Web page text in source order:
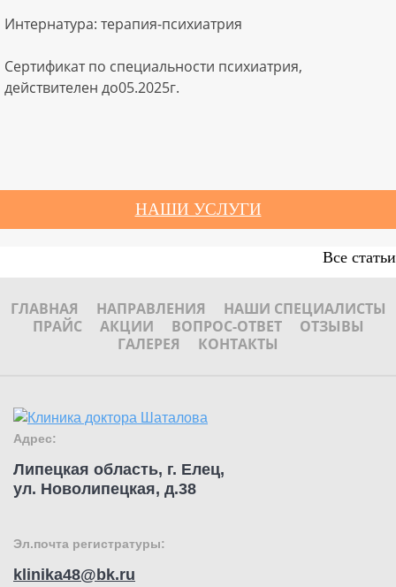
Интернатура: терапия-психиатрия
Сертификат по специальности психиатрия,
действителен до05.2025г.
НАШИ УСЛУГИ
Все статьи
ГЛАВНАЯ НАПРАВЛЕНИЯ
НАШИ СПЕЦИАЛИСТЫ
ПРАЙС
АКЦИИ ВОПРОС-ОТВЕТ
ОТЗЫВЫ
ГАЛЕРЕЯ
КОНТАКТЫ
Адрес:
Липецкая область, г. Елец,
ул. Новолипецкая, д.38
Эл.почта регистратуры:
klinika48@bk.ru